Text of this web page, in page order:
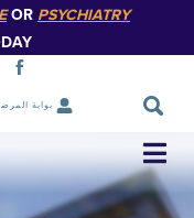
CAREOR
TODAY.
بوابة المرضى
تخطي
التنقل